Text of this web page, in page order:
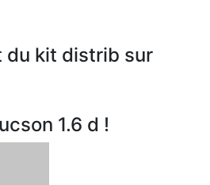
du kit distrib sur
1.6 d !